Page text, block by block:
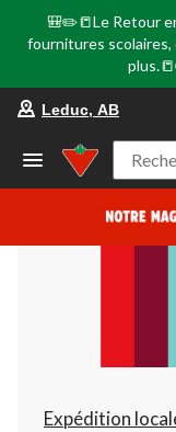
🎒✏️📒Le Retour
fournitures scolaires,
Leduc, AB
Expédition